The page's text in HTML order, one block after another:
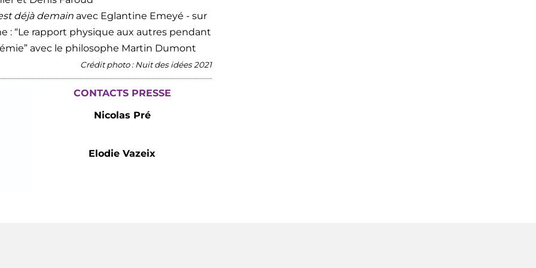
déjà demain avec Eglantine Emeyé - sur
: “Le rapport physique aux autres pendant
avec le philosophe Martin Dumont
Crédit photo : Nuit des idées 2021
CONTACTS PRESSE
Nicolas Pré
Elodie Vazeix